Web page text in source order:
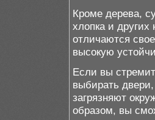
Кроме дерева,
хлопка и
отличаются
высокую
Если вы
выбирать
загрязняют
образом, вы